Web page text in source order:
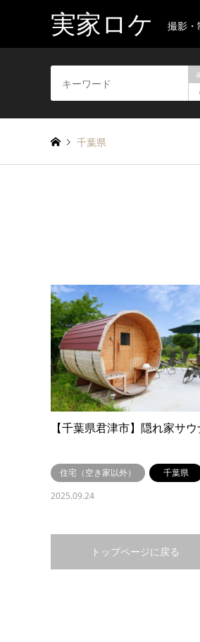
実家ロケ 撮影・
千葉県
【千葉県君津市】隠れ家サ
住宅（空き家以外）
千葉県
2025.09.24
トップページに戻る